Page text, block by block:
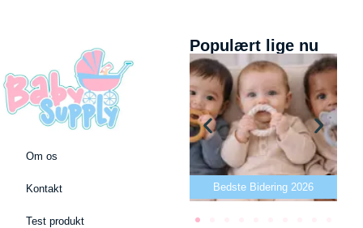
Om os
Kontakt
Test produkt
Populært lige nu
Bedste puslepude 2026 Bedste Bidering 2026